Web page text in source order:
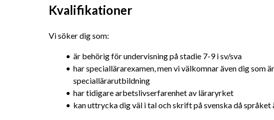
Kvalifikationer
Vi söker dig som:
är behörig för undervisning på stadie 7-9 i sv/sva
har speciallärarexamen, men vi välkomnar även dig som
speciallärarutbildning
har tidigare arbetslivserfarenhet av läraryrket
kan uttrycka dig väl i tal och skrift på svenska då